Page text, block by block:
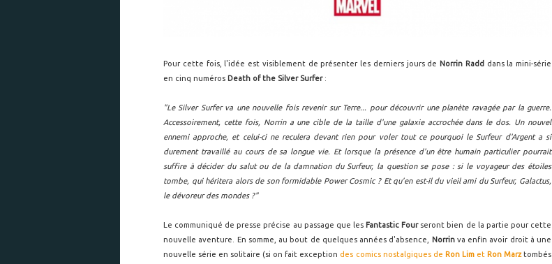
Pour cette fois, l'idée est visiblement de présenter les derniers jours de Norrin Radd dans la mini-série
en cinq numéros Death of the Silver Surfer:
"Le Silver Surfer va une nouvelle fois revenir sur Terre... pour découvrir une planète ravagée par la guerre.
Accessoirement, cette fois, Norrin a une cible de la taille d'une galaxie accrochée dans le dos. Un nouvel
ennemi approche, et celui-ci ne reculera devant rien pour voler tout ce pourquoi le Surfeur d'Argent a si
durement travaillé au cours de sa longue vie. Et lorsque la présence d'un être humain particulier pourrait
suffire à décider du salut ou de la damnation du Surfeur, la question se pose : si le voyageur des étoiles
tombe, qui héritera alors de son formidable Power Cosmic ? Et qu’en est-il du vieil ami du Surfeur, Galactus,
le dévoreur des mondes ?"
Le communiqué de presse précise au passage que les Fantastic Fourseront bien de la partie pour cette
nouvelle aventure. En somme, au bout de quelques années d'absence,
Norrinva enfin avoir droit à une
nouvelle série en solitaire (si on fait exception des comics nostalgiques de Ron Limet Ron Marztombés